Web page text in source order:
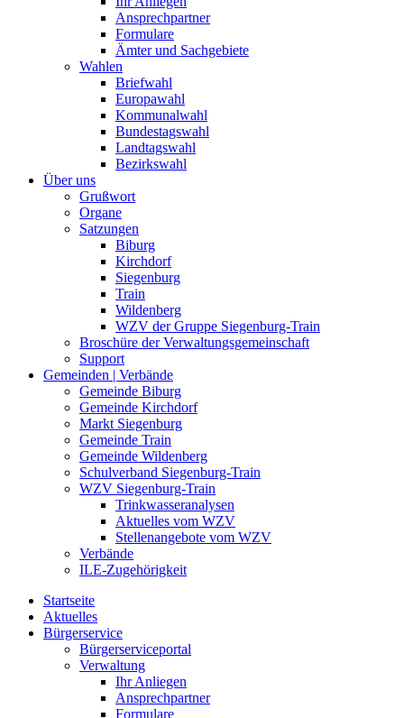
Ansprechpartner
Formulare
Ämter und Sachgebiete
Wahlen
Briefwahl
Europawahl
Kommunalwahl
Bundestagswahl
Landtagswahl
Bezirkswahl
Über uns
Grußwort
Organe
Satzungen
Biburg
Kirchdorf
Siegenburg
Train
Wildenberg
WZV der Gruppe Siegenburg-Train
Broschüre der Verwaltungsgemeinschaft
Support
Gemeinden | Verbände
Gemeinde Biburg
Gemeinde Kirchdorf
Markt Siegenburg
Gemeinde Train
Gemeinde Wildenberg
Schulverband Siegenburg-Train
WZV Siegenburg-Train
Trinkwasseranalysen
Aktuelles vom WZV
Stellenangebote vom WZV
Verbände
ILE-Zugehörigkeit
Startseite
Aktuelles
Bürgerservice
Bürgerserviceportal
Verwaltung
Ihr Anliegen
Ansprechpartner
Formulare